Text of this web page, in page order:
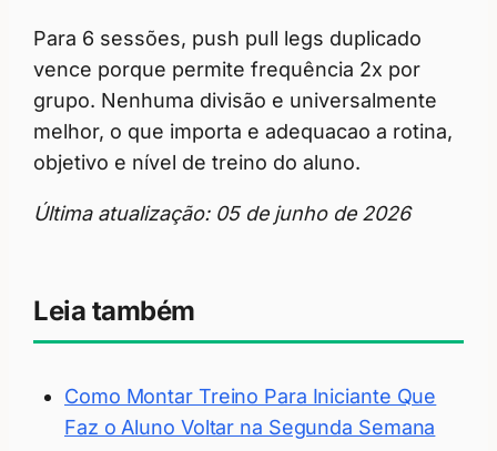
Para 6 sessões, push pull legs duplicado
vence porque permite frequência 2x por
grupo. Nenhuma divisão e universalmente
melhor, o que importa e adequacao a rotina,
objetivo e nível de treino do aluno.
Última atualização: 05 de junho de 2026
Leia também
Como Montar Treino Para Iniciante Que
Faz o Aluno Voltar na Segunda Semana